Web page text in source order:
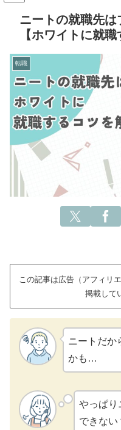
ニートの就職先は
【ホワイトに就
転職
この記事は広告（アフィリ
掲載して
ニートだか
かも…
やっぱり
できない